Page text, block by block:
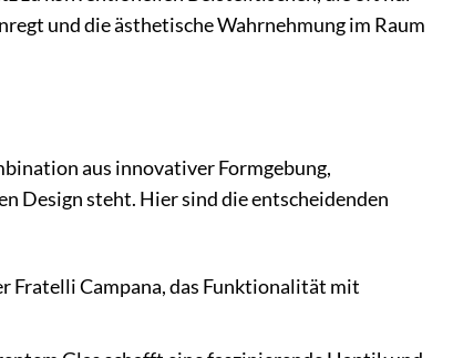
und die ästhetische Wahrnehmung im Raum
aus innovativer Formgebung,
Design steht. Hier sind die entscheidenden
Fratelli Campana, das Funktionalität mit